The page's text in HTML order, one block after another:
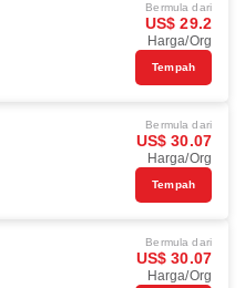
Bermula dari
US$ 29.2
Harga/Org
Tempah
Bermula dari
US$ 30.07
Harga/Org
Tempah
Bermula dari
US$ 30.07
Harga/Org